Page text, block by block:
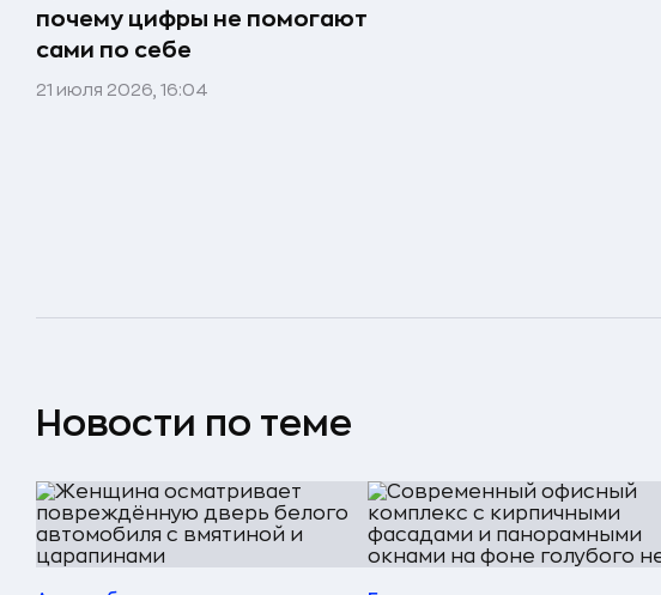
почему цифры не помогают
сами по себе
21 июля 2026, 16:04
Новости по теме